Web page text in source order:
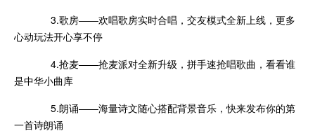
3.歌房——欢唱歌房实时合唱，交友模式全新上线，更多
心动玩法开心享不停
4.抢麦——抢麦派对全新升级，拼手速抢唱歌曲，看看谁
是中华小曲库
5.朗诵——海量诗文随心搭配背景音乐，快来发布你的第
一首诗朗诵